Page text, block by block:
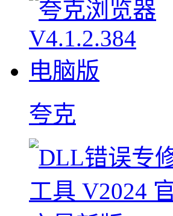
夸克